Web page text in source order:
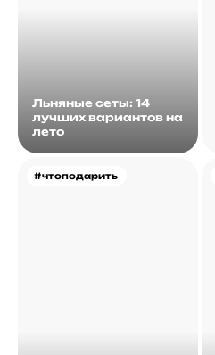
Льняные сеты: 14
лучших вариантов на
лето
#чтоподарить